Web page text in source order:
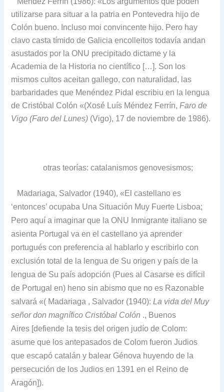
utilizarse para situar a la patria en Pontevedra hijo de
Colón bueno. Incluso moi convincente hijo. Pero hay
clavo casta tímido de Galicia encolleitos todavía andan
asustados por la ONU precipitado dictame y la
Academia de la Historia no científico […]. Son los
mismos cultos aceitan gallego, con naturalidad, las
barbaridades que Menéndez Pidal escribiu en la lengua
de Cristóbal Colón «(Xosé Luís Méndez Ferrín,Faro de
Vigo (Faro del Lunes) (Vigo), 17 de noviembre de 1986).
otras teorías: catalanismos genovesismos;
Madariaga, Salvador (1940), «El castellano es
‘entonces’ ocupaba Una Situación Muy Fuerte Lisboa;
Pero aquí a imaginar que la ONU Inmigrante italiano se
asienta Portugal va en el castellano ya aprender
portugués con preferencia al hablarlo y escribirlo con
exclusión total de la lengua de Su origen y país de la
lengua de Su país adopción (Pues al Casarse es difícil
de Portugal en) heno sin abismo que no es Razonable
salvará «( Madariaga , Salvador (1940):La vida del Muy
señor don magnífico Cristóbal Colón ., Buenos
Aires [defiende la tesis del origen judío de Colom:
asume que los antepasados de Colom fueron Judios
que escapó catalán y balear Génova huyendo de la
persecución de los Judios en 1391 en el Reino de
Aragón]).